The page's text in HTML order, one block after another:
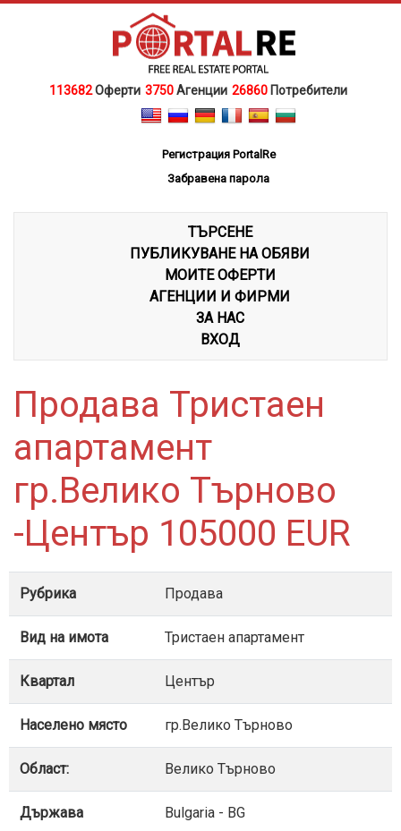
113682Оферти 3750Агенции 26860 Потребители
Регистрация PortalRe
Забравена парола
ТЪРСЕНЕ
ПУБЛИКУВАНЕ НА ОБЯВИ
МОИТЕ ОФЕРТИ
АГЕНЦИИ И ФИРМИ
ЗА НАС
ВХОД
Продава Тристаен
апартамент
гр.Велико Търново
-Център 105000 EUR
Рубрика Продава
Вид на имота Тристаен апартамент
Квартал Център
Населено място гр.Велико Търново
Област: Велико Търново
Държава Bulgaria - BG